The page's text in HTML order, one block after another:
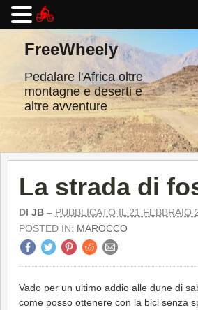
contenutoFreeWheely
Pedalare l'Africa oltre
montagne e deserti e
altre avventure
La strada di
DI JB – PUBBLICATO IL 21 FEBBRAIO
POSTED IN: MAROCCO
Vado per un ultimo addio alle dune di
come posso ottenere con la bici senza